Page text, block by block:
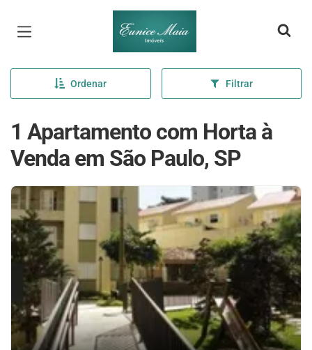
Página inicial
Ordenar Filtrar
1 Apartamento com Horta à
Venda em São Paulo, SP